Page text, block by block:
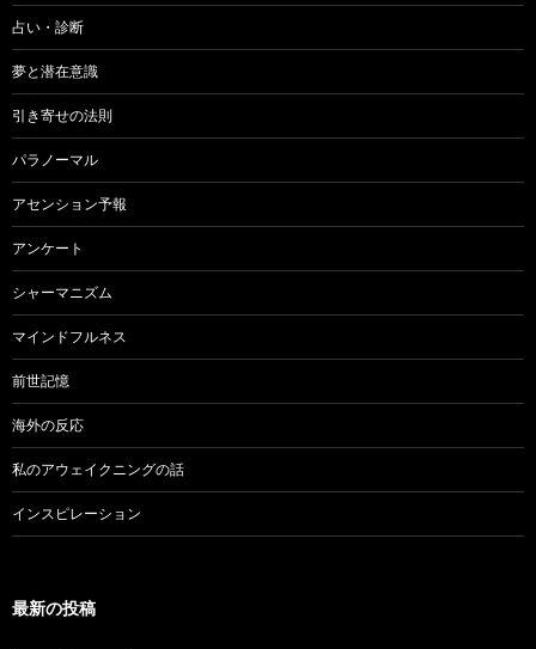
占い・診断
夢と潜在意識
引き寄せの法則
パラノーマル
アセンション予報
アンケート
シャーマニズム
マインドフルネス
前世記憶
海外の反応
私のアウェイクニングの話
インスピレーション
最新の投稿